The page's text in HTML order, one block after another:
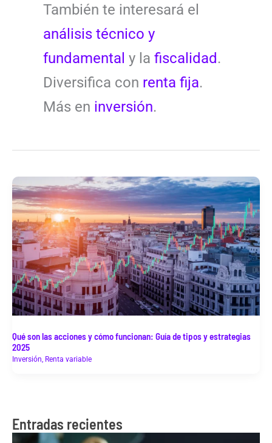
También te interesará el
análisis técnico y
fundamental y la fiscalidad.
Diversifica con renta fija.
Más en inversión.
Qué son las acciones y cómo funcionan: Guía de tipos y estrategias
2025
Inversión, Renta variable
Entradas recientes